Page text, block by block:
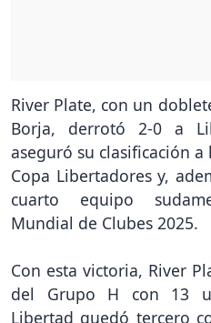
River Plate, con un
Borja, derrotó 2-0 a
aseguró su clasificación
Copa Libertadores y,
cuarto equipo
Mundial de Clubes 2025.
Con esta victoria, River
del Grupo H con 13
Libertad quedó tercero